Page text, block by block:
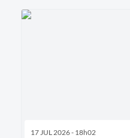
17 JUL 2026 - 18h02